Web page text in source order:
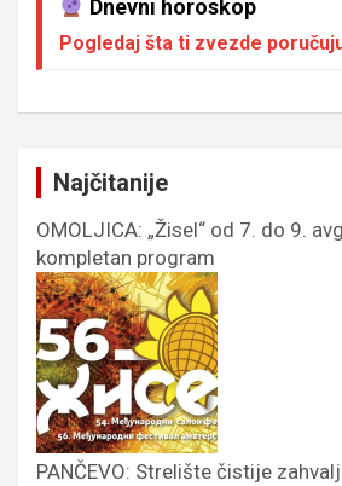
Dnevni horoskop
Pogledaj šta ti zvezde
Najčitanije
OMOLJICA: „Žisel“ od 7. do 9.
kompletan program
PANČEVO: Strelište čistije